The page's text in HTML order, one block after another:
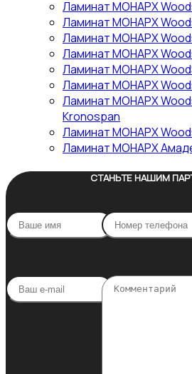
Ламинат МОНАРХ
Ламинат МОНАРХ
Ламинат МОНАРХ
Ламинат МОНАРХ
Ламинат МОНАРХ
Ламинат МОНАРХ
Ламинат МОНАРХ
Kronospan
Ламинат МОНАРХ
Ламинат МОНАРХ
СТАНЬТЕ НАШИМ